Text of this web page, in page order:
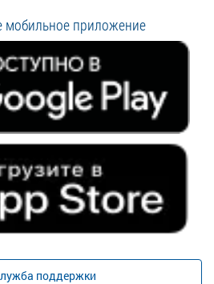
мобильное приложение
поддержки